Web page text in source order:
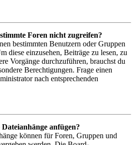
Foren nicht zugreifen?
bestimmten Benutzern oder Gruppen
diese einzusehen, Beiträge zu lesen, zu
Vorgänge durchzuführen, brauchst du
Berechtigungen. Frage einen
nach entsprechenden
anfügen?
können für Foren, Gruppen und